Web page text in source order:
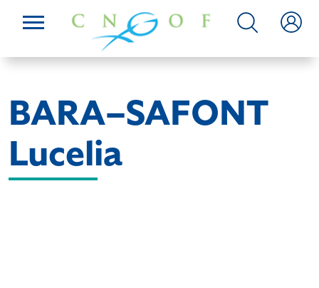
BARA–SAFONT
Lucelia